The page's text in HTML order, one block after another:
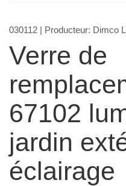
030112 | Producteur: Dimco
Verre de
67102
jardin
éclairage